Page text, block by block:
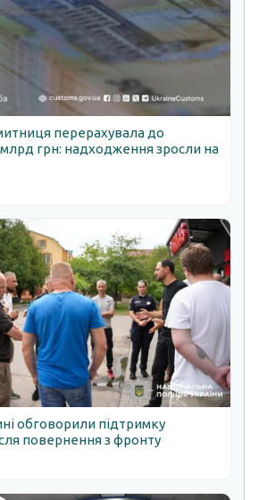
перерахувала до
грн: надходження зросли на
обговорили підтримку
повернення з фронту